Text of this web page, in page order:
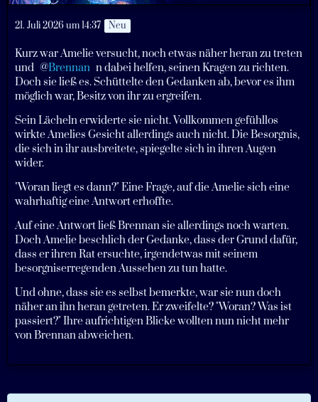
21. Juli 2026 um 14:37 Neu
Kurz war Amelie versucht, noch etwas näher heran zu treten
und
Brennan n dabei helfen, seinen Kragen zu richten.
Doch sie ließ es. Schüttelte den Gedanken ab, bevor es ihm
möglich war, Besitz von ihr zu ergreifen.
Sein Lächeln erwiderte sie nicht. Vollkommen gefühllos
wirkte Amelies Gesicht allerdings auch nicht. Die Besorgnis,
die sich in ihr ausbreitete, spiegelte sich in ihren Augen
wider.
"Woran liegt es dann?" Eine Frage, auf die Amelie sich eine
wahrhaftig eine Antwort erhoffte.
Auf eine Antwort ließ Brennan sie allerdings noch warten.
Doch Amelie beschlich der Gedanke, dass der Grund dafür,
dass er ihren Rat ersuchte, irgendetwas mit seinem
besorgniserregenden Aussehen zu tun hatte.
Und ohne, dass sie es selbst bemerkte, war sie nun doch
näher an ihn heran getreten. Er zweifelte? "Woran? Was ist
passiert?" Ihre aufrichtigen Blicke wollten nun nicht mehr
von Brennan abweichen.